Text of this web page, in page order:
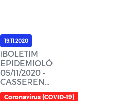
19.11.2020
ℹ️BOLETIM
EPIDEMIOLÓGICO,
05/11/2020 -
CASSERENGUE-
PBℹ️
Coronavírus (COVID-19)